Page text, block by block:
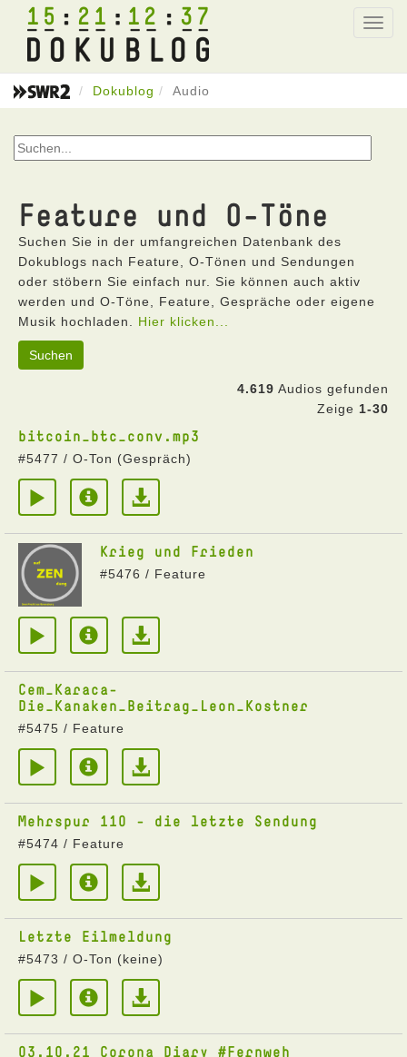
15 21 12 37
Dokublog Audio
Feature und O-Töne
Suchen Sie in der umfangreichen Datenbank des
Dokublogs nach Feature, O-Tönen und Sendungen
oder stöbern Sie einfach nur. Sie können auch aktiv
werden und O-Töne, Feature, Gespräche oder eigene
Musik hochladen. Hier klicken...
Suchen
4.619 Audios gefunden
Zeige 1-30
bitcoin_btc_conv.mp3
#5477 / O-Ton (Gespräch)
Krieg und Frieden
#5476 / Feature
Cem_Karaca-
Die_Kanaken_Beitrag_Leon_Kostner
#5475 / Feature
Mehrspur 110 - die letzte Sendung
#5474 / Feature
Letzte Eilmeldung
#5473 / O-Ton (keine)
03.10.21 Corona Diary #Fernweh